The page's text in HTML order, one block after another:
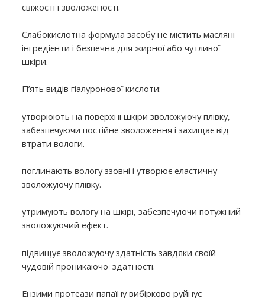
свіжості і зволоженості.
Слабокислотна формула засобу не містить масляні
інгредієнти і безпечна для жирної або чутливої ​​
шкіри.
П’ять видів гіалуронової кислоти:
утворюють на поверхні шкіри зволожуючу плівку,
забезпечуючи постійне зволоження і захищає від
втрати вологи.
поглинають вологу ззовні і утворює еластичну
зволожуючу плівку.
утримують вологу на шкірі, забезпечуючи потужний
зволожуючий ефект.
підвищує зволожуючу здатність завдяки своїй
чудовій проникаючої здатності.
Ензими протеази папаїну вибірково руйнує